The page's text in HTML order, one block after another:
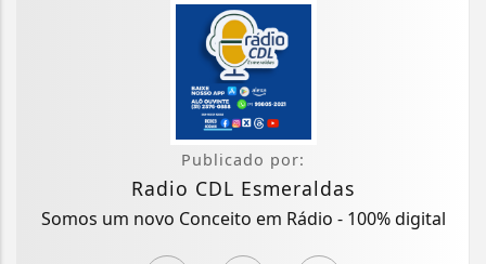
Publicado por:
Radio CDL Esmeraldas
Somos um novo Conceito em Rádio - 100% digital